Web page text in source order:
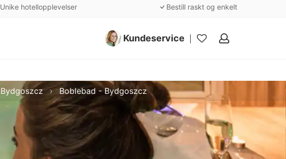
Unike hotellopplevelser Bestill raskt og enkelt
Kundeservice
Mine
Boblebad - Bydgoszcz